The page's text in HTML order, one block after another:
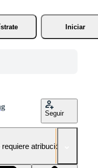
Iniciar
Seguir
atribución!